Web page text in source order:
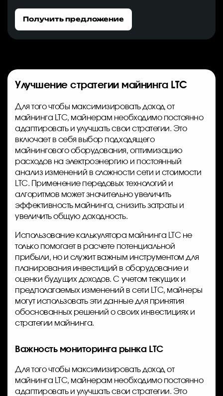
Получить предложение
Улучшение стратегии майнинга LTC
Для того чтобы максимизировать доход от
майнинга LTC, майнерам необходимо постоянно
адаптировать и улучшать свои стратегии. Это
включает в себя выбор подходящего
майнингового оборудования, оптимизацию
расходов на электроэнергию и постоянный
анализ изменений в сложности сети и стоимости
LTC. Применение передовых технологий и
алгоритмов может значительно увеличить
эффективность майнинга, снизить затраты и
увеличить общую доходность.
Использование калькулятора майнинга LTC не
только помогает в расчете потенциальной
прибыли, но и служит важным инструментом для
планирования инвестиций в оборудование и
оценки будущих доходов. С учетом текущих и
предполагаемых изменений в сети LTC, майнеры
могут использовать эти данные для принятия
обоснованных решений о своих инвестициях и
стратегии майнинга.
Важность мониторинга рынка LTC
Для того чтобы максимизировать доход от
майнинга LTC, майнерам необходимо постоянно
адаптировать и улучшать свои стратегии. Это